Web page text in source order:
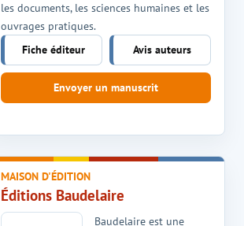
MAISON D'ÉDITION
Éditions Baudelaire
Baudelaire est une
les documents, les sciences humaines et les
ouvrages pratiques.
Fiche éditeur
Avis auteurs
Envoyer un manuscrit